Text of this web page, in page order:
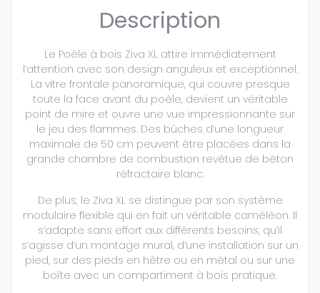
Description
Le Poêle à bois Ziva XL attire immédiatement
l’attention avec son design anguleux et exceptionnel.
La vitre frontale panoramique, qui couvre presque
toute la face avant du poêle, devient un véritable
point de mire et ouvre une vue impressionnante sur
le jeu des flammes. Des bûches d’une longueur
maximale de 50 cm peuvent être placées dans la
grande chambre de combustion revêtue de béton
réfractaire blanc.
De plus, le Ziva XL se distingue par son système
modulaire flexible qui en fait un véritable caméléon. Il
s’adapte sans effort aux différents besoins, qu’il
s’agisse d’un montage mural, d’une installation sur un
pied, sur des pieds en hêtre ou en métal ou sur une
boîte avec un compartiment à bois pratique.